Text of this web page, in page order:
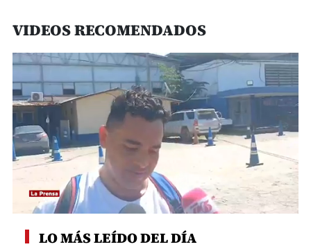
VIDEOS RECOMENDADOS
secondsLO MÁS LEÍDO DEL DÍA